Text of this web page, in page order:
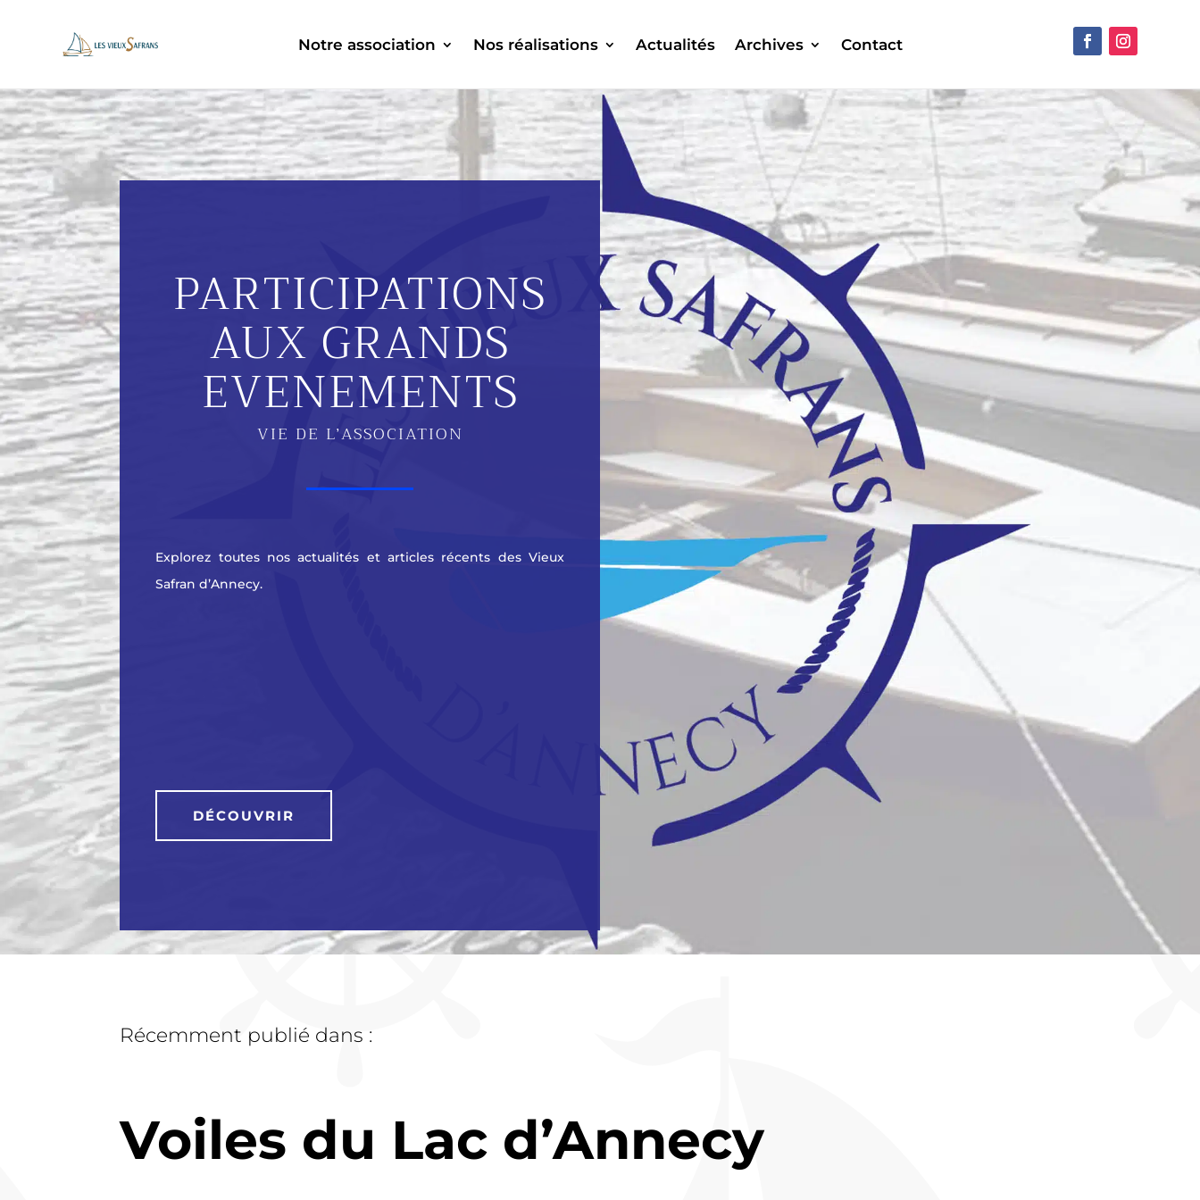
Notre association Nos réalisations Actualités Archives Contact
PARTICIPATIONS
AUX GRANDS
EVENEMENTS
VIE DE L’ASSOCIATION
Explorez toutes nos actualités et articles récents des Vieux
Safran d’Annecy.
DÉCOUVRIR
Récemment publié dans :
Voiles du Lac d’Annecy